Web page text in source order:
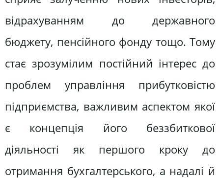
відрахуванням до державного
бюджету, пенсійного фонду тощо. Тому
стає зрозумілим постійний інтерес до
проблем управління прибутковістю
підприємства, важливим аспектом якої
є концепція його беззбиткової
діяльності як першого кроку до
отримання бухгалтерського, а надалі й